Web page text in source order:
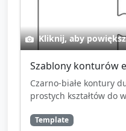
Kliknij, aby
Szablony konturów
Czarno-białe kontury
prostych kształtów do
Template